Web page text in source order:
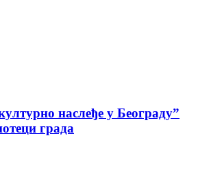
наслеђе у Београду”
града